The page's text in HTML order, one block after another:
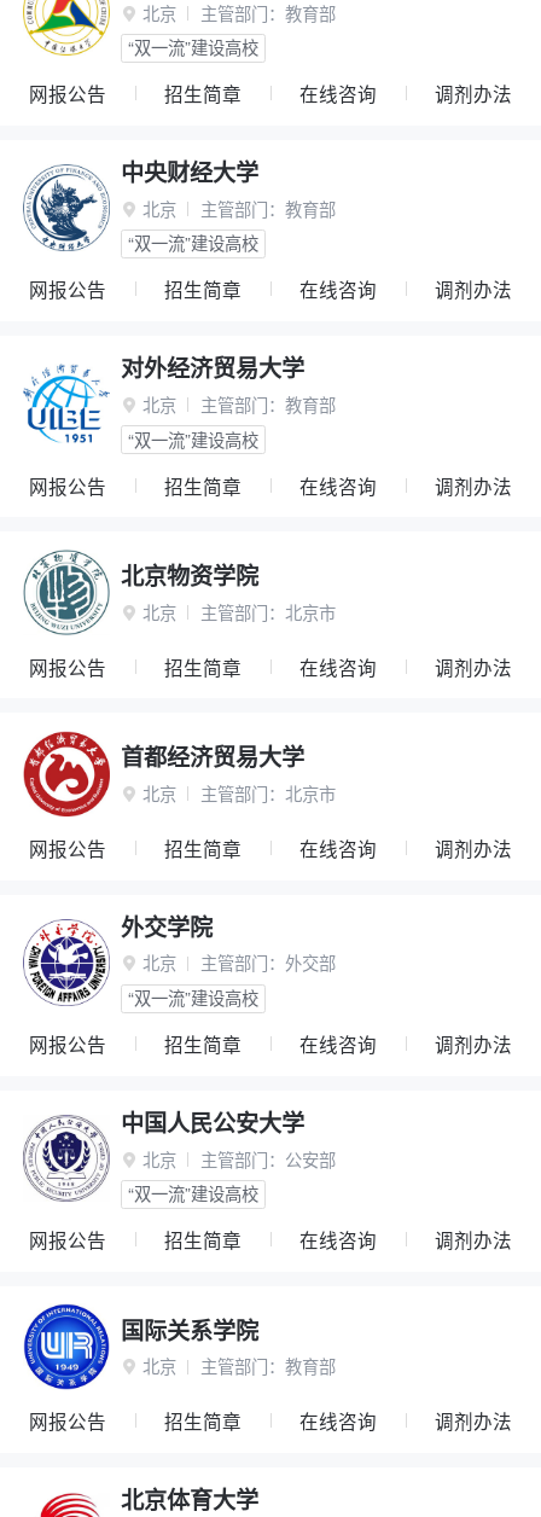
 北京 主管部门： 教育部
“双一流”建设高校
网报公告 招生简章 在线咨询 调剂办法
中央财经大学
 北京 主管部门： 教育部
“双一流”建设高校
网报公告 招生简章 在线咨询 调剂办法
对外经济贸易大学
 北京 主管部门： 教育部
“双一流”建设高校
网报公告 招生简章 在线咨询 调剂办法
北京物资学院
 北京 主管部门： 北京市
网报公告 招生简章 在线咨询 调剂办法
首都经济贸易大学
 北京 主管部门： 北京市
网报公告 招生简章 在线咨询 调剂办法
外交学院
 北京 主管部门： 外交部
“双一流”建设高校
网报公告 招生简章 在线咨询 调剂办法
中国人民公安大学
 北京 主管部门： 公安部
“双一流”建设高校
网报公告 招生简章 在线咨询 调剂办法
国际关系学院
 北京 主管部门： 教育部
网报公告 招生简章 在线咨询 调剂办法
北京体育大学